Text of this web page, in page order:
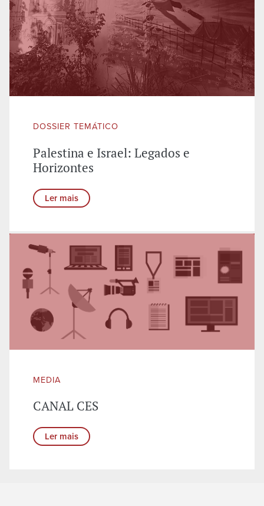
DOSSIER TEMÁTICO
Palestina e Israel: Legados e
Horizontes
Ler mais
MEDIA
CANAL CES
Ler mais